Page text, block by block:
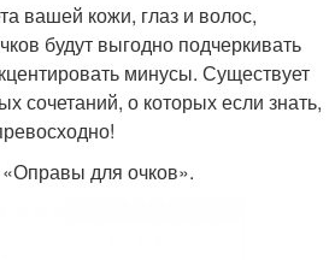
вашей кожи, глаз и волос,
будут выгодно подчеркивать
минусы. Существует
сочетаний, о которых если знать,
для очков».